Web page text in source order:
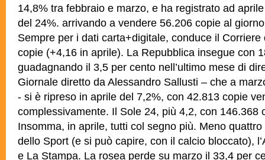
14,8% tra febbraio e marzo, e ha registrato ad
del 24%. arrivando a vendere 56.206 copie al
Sempre per i dati carta+digitale, conduce il
copie (+4,16 in aprile). La Repubblica insegue con
guadagnando il 3,5 per cento nell’ultimo mese di
Giornale diretto da Alessandro Sallusti – che a
- si è ripreso in aprile del 7,2%, con 42.813 copie
complessivamente. Il Sole 24, più 4,2, con 146.368
Insomma, in aprile, tutti col segno più. Meno
dello Sport (e si può capire, con il calcio bloccato),
e La Stampa. La rosea perde su marzo il 33,4 per